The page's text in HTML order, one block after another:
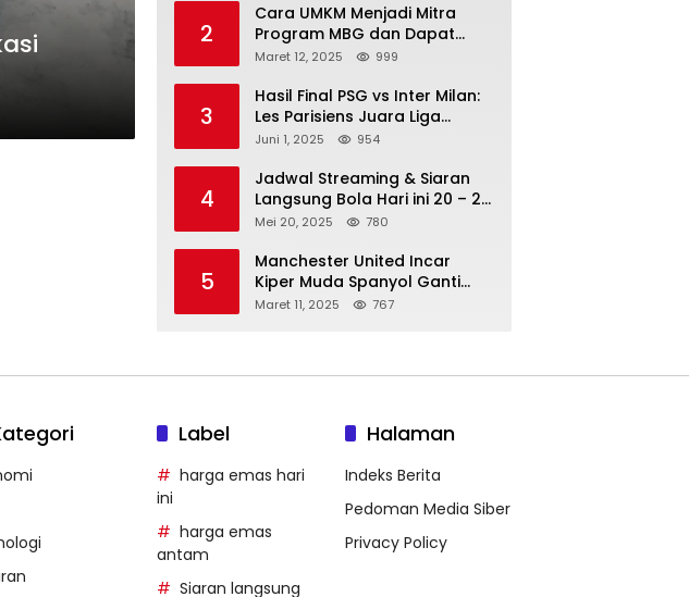
2
Cara UMKM Menjadi Mitra
Program MBG dan Dapat
Modal Hingga Rp500 Juta
Maret 12, 2025 999
3
Hasil Final PSG vs Inter Milan:
Les Parisiens Juara Liga
Champions 2025 usai Bantai il
Juni 1, 2025 954
4
Jadwal Streaming & Siaran
Langsung Bola Hari ini 20 – 21
Mei 2025: Manchester City vs
Mei 20, 2025 780
5
Manchester United Incar
Kiper Muda Spanyol Ganti
Andre Onana
Maret 11, 2025 767
Label
harga emas hari
ini
harga emas
antam
Siaran langsung
Halaman
Indeks Berita
Pedoman Media Siber
Privacy Policy